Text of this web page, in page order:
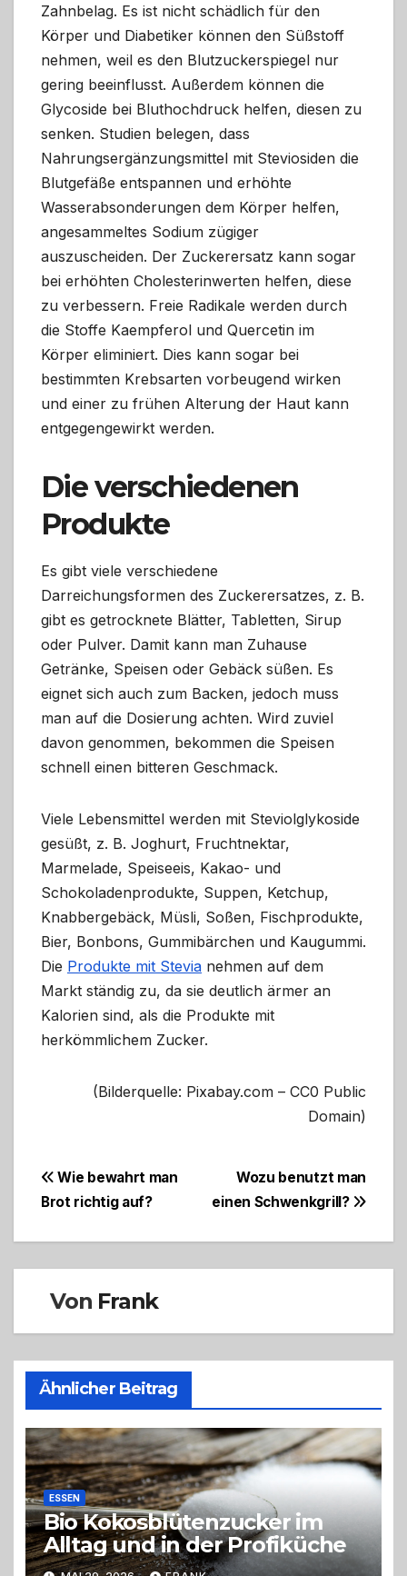
Zahnbelag. Es ist nicht schädlich für den
Körper und Diabetiker können den Süßstoff
nehmen, weil es den Blutzuckerspiegel nur
gering beeinflusst. Außerdem können die
Glycoside bei Bluthochdruck helfen, diesen zu
senken. Studien belegen, dass
Nahrungsergänzungsmittel mit Steviosiden die
Blutgefäße entspannen und erhöhte
Wasserabsonderungen dem Körper helfen,
angesammeltes Sodium zügiger
auszuscheiden. Der Zuckerersatz kann sogar
bei erhöhten Cholesterinwerten helfen, diese
zu verbessern. Freie Radikale werden durch
die Stoffe Kaempferol und Quercetin im
Körper eliminiert. Dies kann sogar bei
bestimmten Krebsarten vorbeugend wirken
und einer zu frühen Alterung der Haut kann
entgegengewirkt werden.
Die verschiedenen
Produkte
Es gibt viele verschiedene
Darreichungsformen des Zuckerersatzes, z. B.
gibt es getrocknete Blätter, Tabletten, Sirup
oder Pulver. Damit kann man Zuhause
Getränke, Speisen oder Gebäck süßen. Es
eignet sich auch zum Backen, jedoch muss
man auf die Dosierung achten. Wird zuviel
davon genommen, bekommen die Speisen
schnell einen bitteren Geschmack.
Viele Lebensmittel werden mit Steviolglykoside
gesüßt, z. B. Joghurt, Fruchtnektar,
Marmelade, Speiseeis, Kakao- und
Schokoladenprodukte, Suppen, Ketchup,
Knabbergebäck, Müsli, Soßen, Fischprodukte,
Bier, Bonbons, Gummibärchen und Kaugummi.
Die Produkte mit Stevia nehmen auf dem
Markt ständig zu, da sie deutlich ärmer an
Kalorien sind, als die Produkte mit
herkömmlichem Zucker.
(Bilderquelle: Pixabay.com – CC0 Public
Domain)
BeitragsnavigationWozu benutzt man
einen Schwenkgrill?
Wie bewahrt man
Brot richtig auf?
Von Frank
Ähnlicher Beitrag
ESSEN
Bio Kokosblütenzucker im
Alltag und in der Profiküche